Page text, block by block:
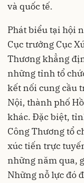
và quốc tế.
Phát biểu tại hội
Cục trưởng Cục
Thương khẳng
những tỉnh tổ
kết nối cung cầu
Nội, thành phố
khác. Đặc biệt,
Công Thương tổ
xúc tiến trực
những năm qua,
Những nỗ lực đó